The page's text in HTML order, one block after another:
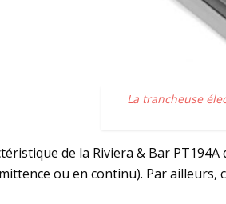
La trancheuse
de la Riviera & Bar
ou en continu). Par